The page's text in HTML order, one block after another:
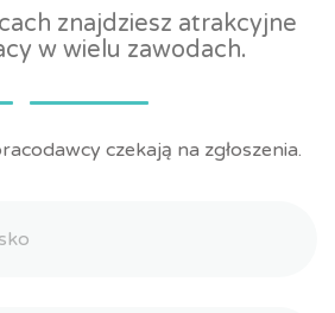
znajdziesz atrakcyjne
w wielu zawodach.
czekają na zgłoszenia.